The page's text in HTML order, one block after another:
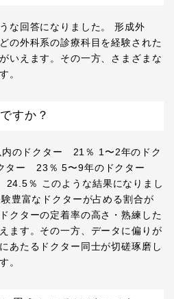
な回答になりました。 形成外
の外科系の診療科目を経験された
いえます。その一方、さまざまな
。
すか？
のドクター 21％ 1〜2年のドク
ター 23％ 5〜9年のドクター
％ このような結果になりまし
豊富なドクターが占める割合が
クターの定着率の高さ・熟練した
ます。その一方、データに偏りが
あたるドクター同士が切磋琢磨し
。